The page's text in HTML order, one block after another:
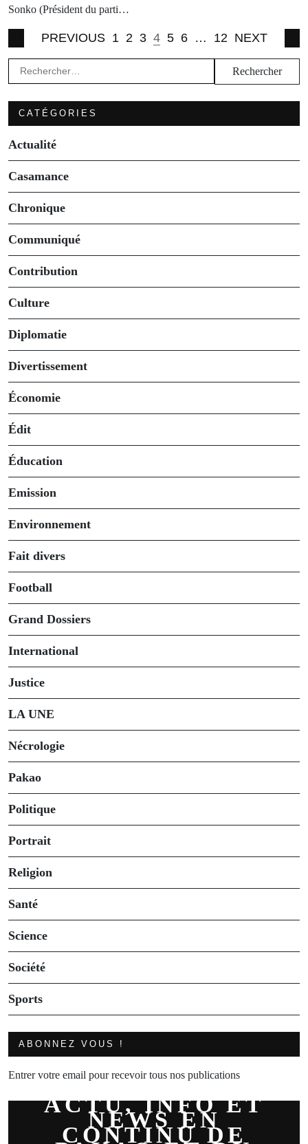
Sonko (Président du parti…
PREVIOUS 1 2 3 4 5 6 … 12 NEXT
Rechercher :
CATÉGORIES
Actualité
Casamance
Chronique
Communiqué
Contribution
Culture
Diplomatie
Divertissement
Économie
Édit
Éducation
Emission
Environnement
Fait divers
Football
Grand Dossiers
International
Justice
LA UNE
Nécrologie
Pakao
Politique
Portrait
Religion
Santé
Science
Société
Sports
ABONNEZ VOUS !
Entrer votre email pour recevoir tous nos publications
ACTU, INFO ET
NEWS EN
CONTINU DE